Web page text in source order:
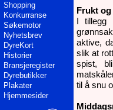
Shopping
Konkurranse
Søkemotor
Nyhetsbrev
DyreKort
Historier
Bransjeregister
Dyrebutikker
Plakater
Hjemmesider
Frukt
I tillegg
aktive,
slik at
spist,
til å snu